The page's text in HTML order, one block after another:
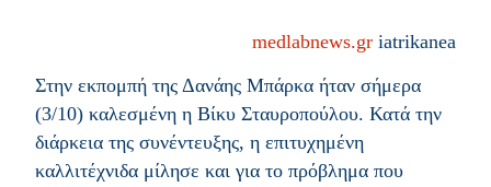
medlabnews.gr iatrikanea
Στην εκπομπή της Δανάης Μπάρκα ήταν σήμερα
(3/10) καλεσμένη η Βίκυ Σταυροπούλου. Κατά την
διάρκεια της συνέντευξης, η επιτυχημένη
καλλιτέχνιδα μίλησε και για το πρόβλημα που